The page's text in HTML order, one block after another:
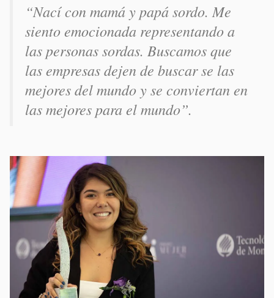
“Nací con mamá y papá sordo. Me
siento emocionada representando a
las personas sordas. Buscamos que
las empresas dejen de buscar se las
mejores del mundo y se conviertan en
lasmejores para el mundo”.